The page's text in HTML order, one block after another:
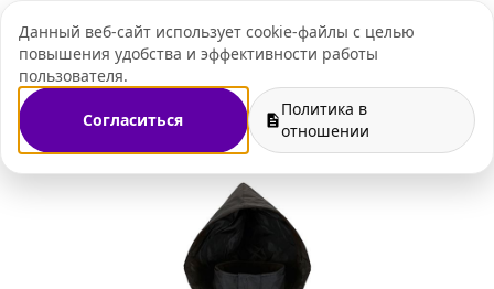
Данный веб-сайт использует cookie-файлы с целью
повышения удобства и эффективности работы
пользователя.
Согласиться
Политика в
отношении
+7 (495) 109-07-
и корпоративный мерч Куртки с нанесением логотипа